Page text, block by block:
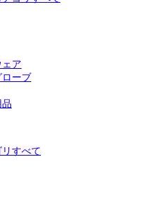
ア
ーブ
すべて